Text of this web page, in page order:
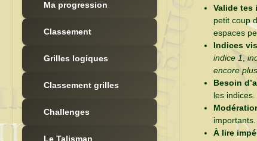
Ma progression
Classement
Grilles logiques
Classement grilles
Challenges
Le Talisman
Valide tes
petit coup
espaces
Indices
indice 1
encore plus
Besoin
les
À lire